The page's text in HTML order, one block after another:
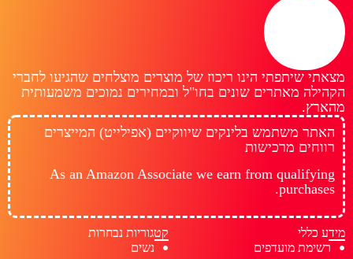
מצאתי שיתפתי הינו ריכוז של מוצרים מוצלחים שהגיעו לחברי
הקהילה מאתרים שונים בחו"ל ובמחירים נמוכים משמעותית
מהארץ.
האתר משתמש בלינקים שיווקיים (אפילייט) המייצרים
רווחים מרכישות
As an Amazon Associate we earn from qualifying
purchases.
מידע כללי
רשימת מועדפים
קטגוריות נבחרות
נשים